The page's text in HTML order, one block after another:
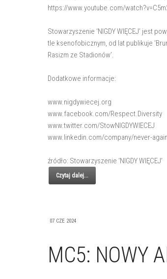
https://www.youtube.com/
Stowarzyszenie ‘NIGDY WIĘCEJ’ jest
tle ksenofobicznym, od lat publikuje
Rasizm ze Stadionów’.‎
Dodatkowe informacje:
www.nigdywiecej.org
www.facebook.com/Respect.Diversity
www.twitter.com/StowNIGDYWIECEJ
www.linkedin.com/company/never-
źródło: Stowarzyszenie ‘NIGDY WIĘCEJ’
Czytaj dalej...
07 CZE 2024
MC5: NOWY